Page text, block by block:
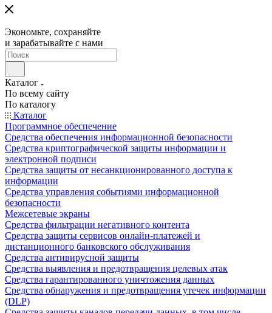
Экономьте, сохраняйте
и зарабатывайте с нами
Каталог
По всему сайту
По каталогу
Каталог
Программное обеспечение
Средства обеспечения информационной безопасности
Средства криптографической защиты информации и
электронной подписи
Средства защиты от несанкционированного доступа к
информации
Средства управления событиями информационной
безопасности
Межсетевые экраны
Средства фильтрации негативного контента
Средства защиты сервисов онлайн-платежей и
дистанционного банковского обслуживания
Средства антивирусной защиты
Средства выявления и предотвращения целевых атак
Средства гарантированного уничтожения данных
Средства обнаружения и предотвращения утечек информации
(DLP)